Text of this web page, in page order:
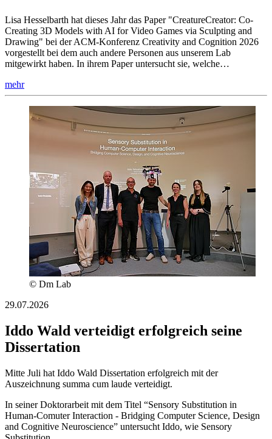
Lisa Hesselbarth hat dieses Jahr das Paper "CreatureCreator: Co-
Creating 3D Models with AI for Video Games via Sculpting and
Drawing" bei der ACM-Konferenz Creativity and Cognition 2026
vorgestellt bei dem auch andere Personen aus unserem Lab
mitgewirkt haben. In ihrem Paper untersucht sie, welche…
mehr
© Dm Lab
29.07.2026
Iddo Wald verteidigt erfolgreich seine
Dissertation
Mitte Juli hat Iddo Wald Dissertation erfolgreich mit der
Auszeichnung summa cum laude verteidigt.
In seiner Doktorarbeit mit dem Titel “Sensory Substitution in
Human-Comuter Interaction - Bridging Computer Science, Design
and Cognitive Neuroscience” untersucht Iddo, wie Sensory